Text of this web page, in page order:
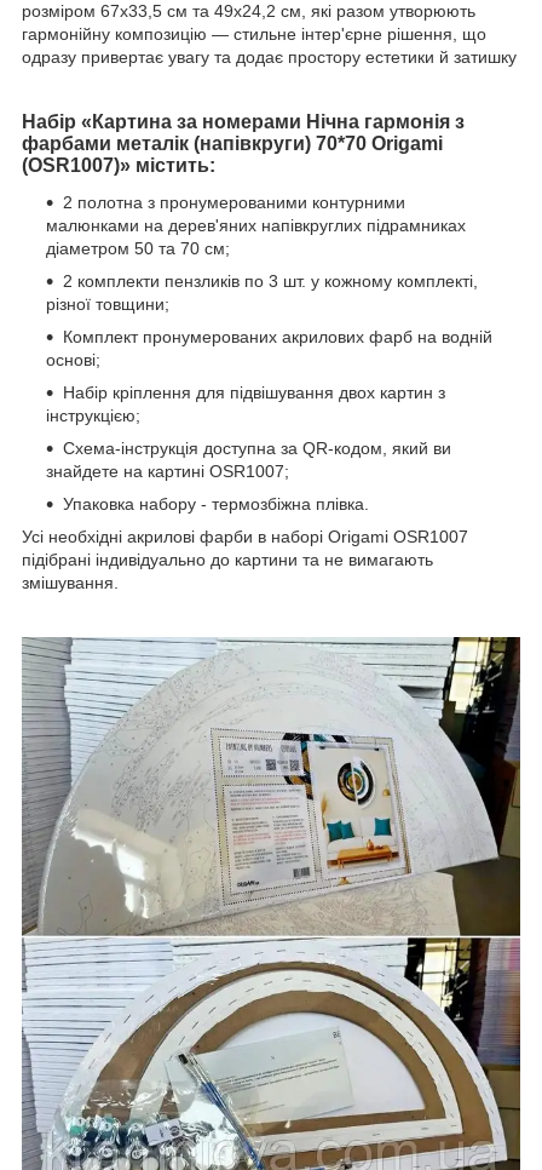
розміром 67x33,5 см та 49x24,2 см, які разом утворюють
гармонійну композицію — стильне інтер'єрне рішення, що
одразу привертає увагу та додає простору естетики й затишку
Набір «Картина за номерами Нічна гармонія з
фарбами металік (напівкруги) 70*70 Origami
(OSR1007)» містить:
2 полотна з пронумерованими контурними
малюнками на дерев'яних напівкруглих підрамниках
діаметром 50 та 70 см;
2 комплекти пензликів по 3 шт. у кожному комплекті,
різної товщини;
Комплект пронумерованих акрилових фарб на водній
основі;
Набір кріплення для підвішування двох картин з
інструкцією;
Схема-інструкція доступна за QR-кодом, який ви
знайдете на картині OSR1007;
Упаковка набору - термозбіжна плівка.
Усі необхідні акрилові фарби в наборі Origami OSR1007
підібрані індивідуально до картини та не вимагають
змішування.